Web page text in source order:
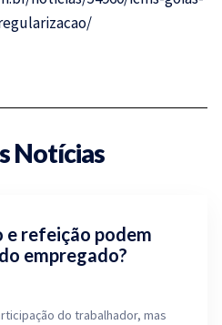
Notícias
e refeição podem
empregado?
do trabalhador, mas